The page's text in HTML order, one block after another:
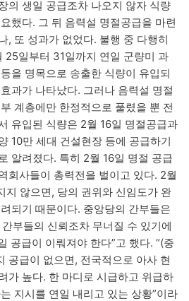
의 생일 공급조차 나오지 않자 식량
했다. 그 뒤 음력설 명절공급을 마련
, 또 성과가 없었다. 불행 중 다행히
25일부터 31일까지 연일 군량미 과
을 명목으로 송출한 식량이 유입되
과가 나타났다. 그러나 음력설 명절
계층에만 한정적으로 풀렸을 뿐 전
유입된 식량은 2월 16일 명절공급과
10만 세대 건설현장 등에 공급하기
알려졌다. 특히 2월 16일 명절 공급
회사들이 총력전을 벌이고 있다. 2월
지 않으면, 당의 권위와 신임도가 완
되기 때문이다. 중앙당의 간부들은
부들의 신뢰조차 무너질 수 있기에
공급이 이뤄져야 한다”고 했다. “(중
공급이 없으면, 전국적으로 아사 현
가 높다. 한 마디로 시급하고 위급하
지시를 연일 내리고 있는 상황”이라